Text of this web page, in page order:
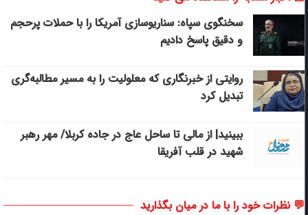
سخنگوی سپاه: سناریوسازی آمریکا را با حملات پرحجم‌‌
و دقیق‌ پاسخ دادیم
روایتی از خبرنگاری که معلولیت را به مسیر مطالبه‌گری
تبدیل کرد
ببینید| از مالی تا ساحل عاج در جاده کربلا/ مهر رهبر
شهید در قلب آفریقا
💬 نظرات خود را با ما در میان بگذارید